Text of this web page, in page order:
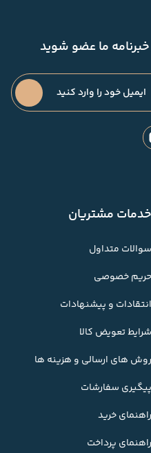
خبرنامه ما عضو شوید
خدمات مشتریان
سوالات متداول
حریم خصوصی
انتقادات و پیشنهادات
شرایط تعویض کالا
روش های ارسالی و هزینه ها
پیگیری سفارشات
راهنمای خرید
راهنمای پرداخت